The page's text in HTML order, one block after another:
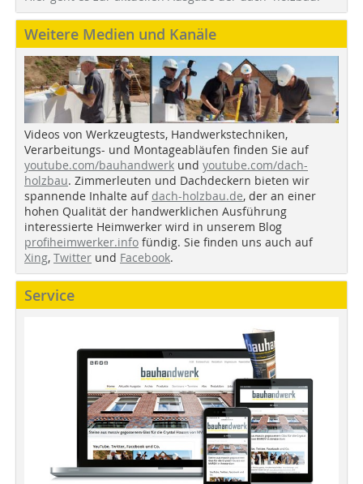
Weitere Medien und Kanäle
Videos von Werkzeugtests, Handwerkstechniken,
Verarbeitungs- und Montageabläufen finden Sie auf
youtube.com/bauhandwerk und youtube.com/dach-
holzbau. Zimmerleuten und Dachdeckern bieten wir
spannende Inhalte auf dach-holzbau.de, der an einer
hohen Qualität der handwerklichen Ausführung
interessierte Heimwerker wird in unserem Blog
profiheimwerker.info fündig. Sie finden uns auch auf
Xing, Twitter und Facebook.
Service